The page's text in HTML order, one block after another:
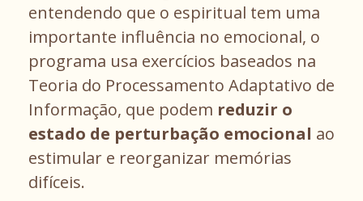
entendendo que o espiritual tem uma
importante influência no emocional, o
programa usa exercícios baseados na
Teoria do Processamento Adaptativo de
Informação, que podem reduzir o
estado de perturbação emocional ao
estimular e reorganizar memórias
difíceis.